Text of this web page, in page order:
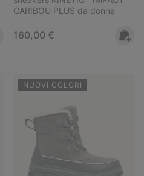
CARIBOU PLUS da donna
Regular price:
160,00 €
NUOVI COLORI